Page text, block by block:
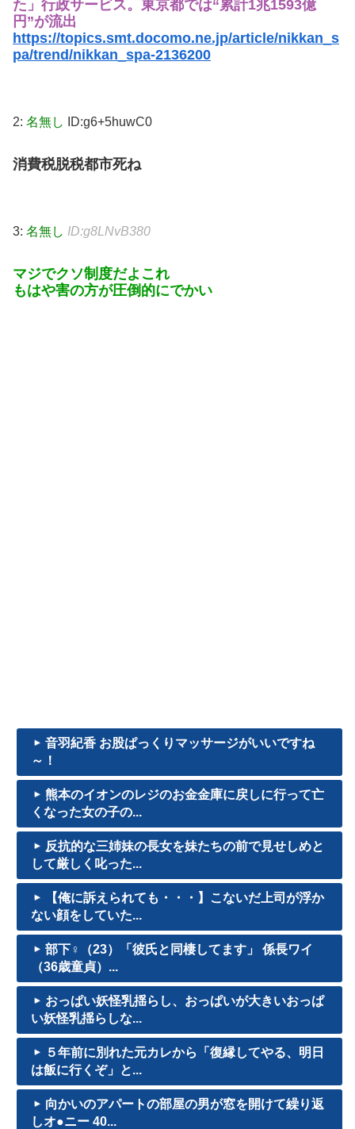
た」行政サービス。東京都では“累計1兆1593億
円”が流出
https://topics.smt.docomo.ne.jp/article/nikkan_s
pa/trend/nikkan_spa-2136200
2: 名無し ID:g6+5huwC0
消費税脱税都市死ね
3: 名無し ID:g8LNvB380
マジでクソ制度だよこれ
もはや害の方が圧倒的にでかい
音羽紀香 お股ぱっくりマッサージがいいですね
～！
熊本のイオンのレジのお金金庫に戻しに行って亡
くなった女の子の...
反抗的な三姉妹の長女を妹たちの前で見せしめと
して厳しく叱った...
【俺に訴えられても・・・】こないだ上司が浮か
ない顔をしていた...
部下♀（23）「彼氏と同棲してます」 係長ワイ
（36歳童貞）...
おっぱい妖怪乳揺らし、おっぱいが大きいおっぱ
い妖怪乳揺らしな...
５年前に別れた元カレから「復縁してやる、明日
は飯に行くぞ」と...
向かいのアパートの部屋の男が窓を開けて繰り返
しオ●ニー 40...